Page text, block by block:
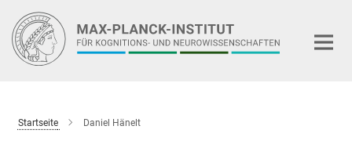
Hauptinhalt
Startseite Daniel Hänelt